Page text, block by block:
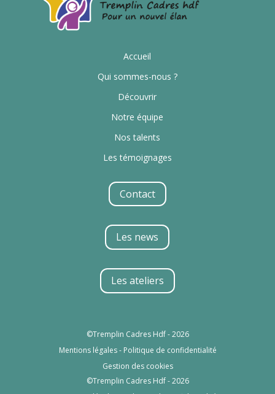
Accueil
Qui sommes-nous ?
Découvrir
Notre équipe
Nos talents
Les témoignages
Contact
Les news
Les ateliers
©Tremplin Cadres Hdf - 2026
Mentions légales- Politique de confidentialité
Gestion des cookies
©Tremplin Cadres Hdf - 2026